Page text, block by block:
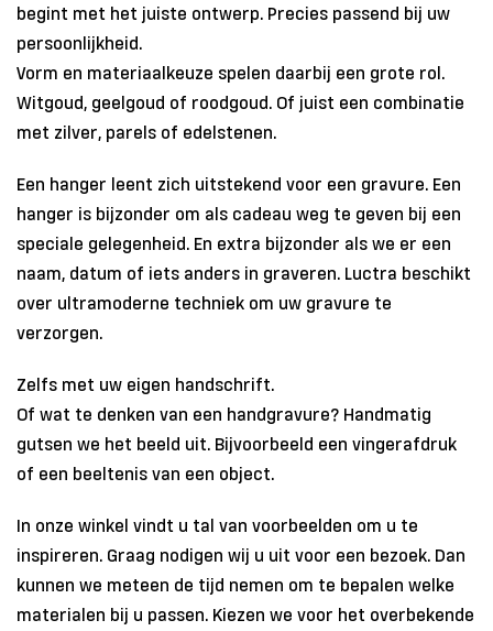
begint met het juiste ontwerp. Precies passend bij uw
persoonlijkheid.
Vorm en materiaalkeuze spelen daarbij een grote rol.
Witgoud, geelgoud of roodgoud. Of juist een combinatie
met zilver, parels of edelstenen.
Een hanger leent zich uitstekend voor een gravure. Een
hanger is bijzonder om als cadeau weg te geven bij een
speciale gelegenheid. En extra bijzonder als we er een
naam, datum of iets anders in graveren. Luctra beschikt
over ultramoderne techniek om uw gravure te
verzorgen.
Zelfs met uw eigen handschrift.
Of wat te denken van een handgravure? Handmatig
gutsen we het beeld uit. Bijvoorbeeld een vingerafdruk
of een beeltenis van een object.
In onze winkel vindt u tal van voorbeelden om u te
inspireren. Graag nodigen wij u uit voor een bezoek. Dan
kunnen we meteen de tijd nemen om te bepalen welke
materialen bij u passen. Kiezen we voor het overbekende